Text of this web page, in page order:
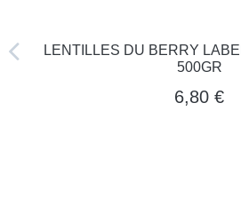
LENTILLES DU BERRY
500GR
6,80 €